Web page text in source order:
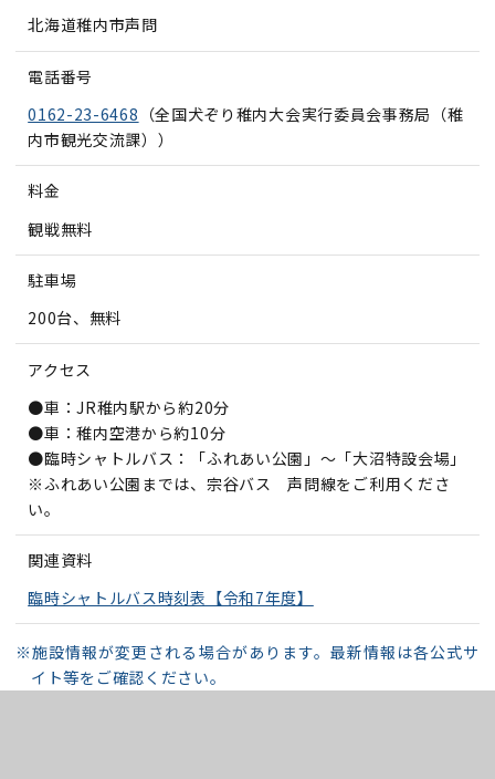
北海道稚内市声問
電話番号
0162-23-6468 （全国犬ぞり稚内大会実行委員会事務局（稚
内市観光交流課））
料金
観戦無料
駐車場
200台、無料
アクセス
●車：JR稚内駅から約20分
●車：稚内空港から約10分
●臨時シャトルバス：「ふれあい公園」～「大沼特設会場」
※ふれあい公園までは、宗谷バス 声問線をご利用くださ
い。
関連資料
臨時シャトルバス時刻表【令和7年度】
※施設情報が変更される場合があります。最新情報は各公式サ
イト等をご確認ください。